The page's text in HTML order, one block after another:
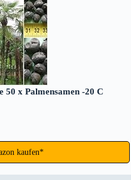
x Palmensamen -20 C
kaufen*